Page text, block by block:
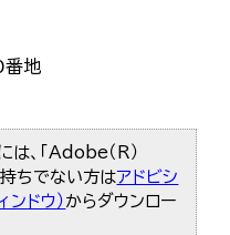
番地
、「Adobe（R）
持ちでない方はアドビシ
ンドウ） からダウンロー